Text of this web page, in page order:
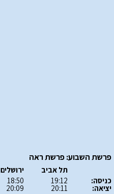
פרשת השבוע: פרשת ראה
כניסה:
יציאה:
תל אביב
19:12
20:11
ירושלים
18:50
20:09